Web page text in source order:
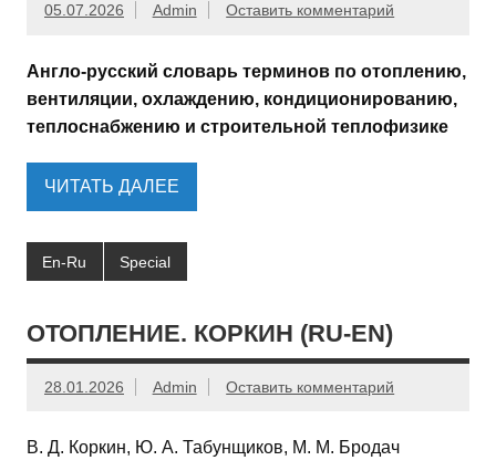
05.07.2026 Admin Оставить комментарий
Англо-русский словарь терминов по отоплению,
вентиляции, охлаждению, кондиционированию,
теплоснабжению и строительной теплофизике
ЧИТАТЬ ДАЛЕЕ
En-Ru Special
ОТОПЛЕНИЕ. КОРКИН (RU-EN)
28.01.2026 Admin Оставить комментарий
В. Д. Коркин, Ю. А. Табунщиков, М. М. Бродач